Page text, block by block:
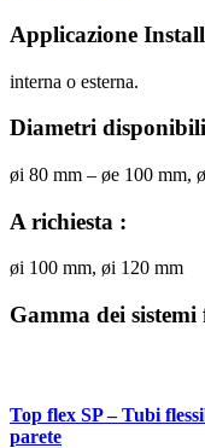
Applicazione
interna o esterna.
Diametri disponibili
øi 80 mm – øe 100 mm,
A richiesta :
øi 100 mm, øi 120 mm
Gamma dei
Top flex SP – Tubi
parete